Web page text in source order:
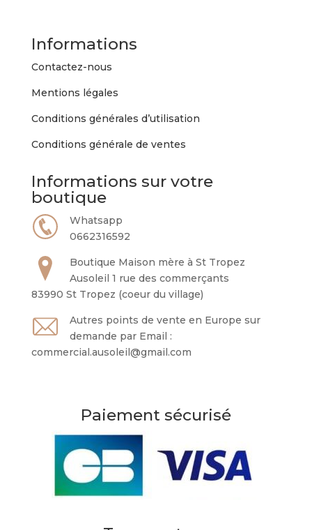
Informations
Contactez-nous
Mentions légales
Conditions générales d’utilisation
Conditions générale de ventes
Informations sur votre
boutique
Whatsapp
0662316592
Boutique Maison mère à St Tropez
Ausoleil 1 rue des commerçants
83990 St Tropez (coeur du village)
Autres points de vente en Europe sur
demande par Email :
commercial.ausoleil@gmail.com
Paiement sécurisé